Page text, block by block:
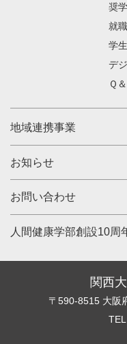
奨
就
学
デ
Ｑ
地域連携事業
お知らせ
お問い合わせ
人間健康学部創設10周
関西
〒590-8515 大阪